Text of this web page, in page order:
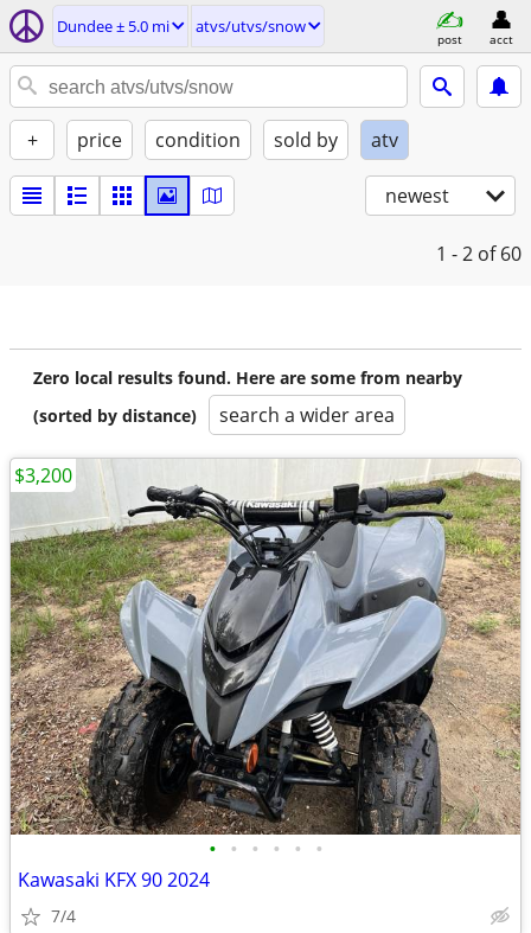
Dundee ± 5.0 mi atvs/utvs/snow
post acct
+ price condition sold by atv
newest
1 - 2 of 60
Zero local results found. Here are some from nearby
(sorted by distance)
search a wider area
• • • • • •
Kawasaki KFX 90 2024
7/4
$3,200